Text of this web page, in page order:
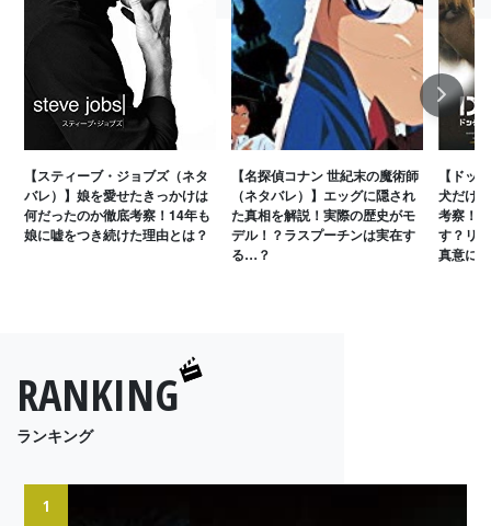
【スティーブ・ジョブズ（ネタ
バレ）】娘を愛せたきっかけは
何だったのか徹底考察！14年も
娘に嘘をつき続けた理由とは？
【名探偵コナン 世紀末の魔術師
（ネタバレ）】エッグに隠され
た真相を解説！実際の歴史がモ
デル！？ラスプーチンは実在す
る…？
【ドッ
犬だけ
考察！
す？リ
真意に
Next
RANKING
ランキング
1